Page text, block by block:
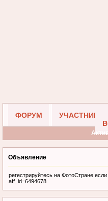
ФОРУМ УЧАСТНИКИ
Объявление
регестрируйтесь на ФотоСтране
aff_id=6494678